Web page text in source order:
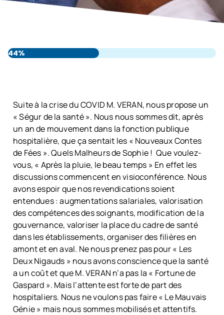
44%
Suite à la crise du COVID M. VERAN, nous propose un
« Ségur de la santé ». Nous nous sommes dit, après
un an de mouvement dans la fonction publique
hospitalière, que ça sentait les « Nouveaux Contes
de Fées ». Quels Malheurs de Sophie ! Que voulez-
vous, « Après la pluie, le beau temps » En effet les
discussions commencent en visioconférence. Nous
avons espoir que nos revendications soient
entendues : augmentations salariales, valorisation
des compétences des soignants, modification de la
gouvernance, valoriser la place du cadre de santé
dans les établissements, organiser des filières en
amont et en aval. Ne nous prenez pas pour « Les
Deux Nigauds » nous avons conscience que la santé
a un coût et que M. VERAN n’a pas la « Fortune de
Gaspard ». Mais l’attente est forte de part des
hospitaliers. Nous ne voulons pas faire « Le Mauvais
Génie » mais nous sommes mobilisés et attentifs.